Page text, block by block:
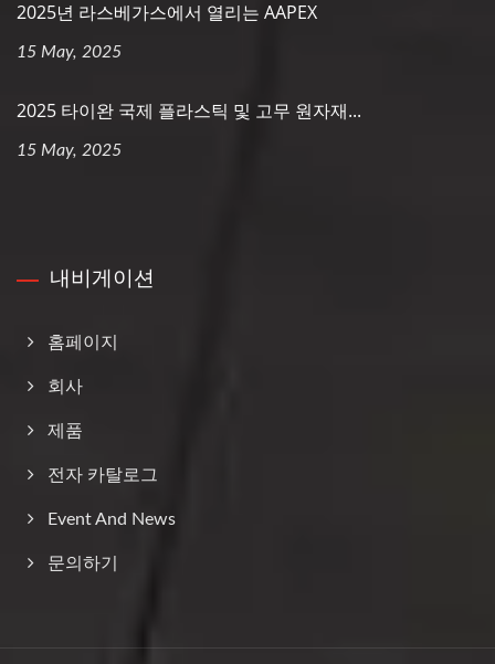
2025년 라스베가스에서 열리는 AAPEX
15 May, 2025
2025 타이완 국제 플라스틱 및 고무 원자재...
15 May, 2025
내비게이션
홈페이지
회사
제품
전자 카탈로그
Event And News
문의하기